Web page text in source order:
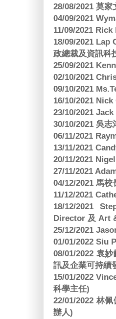
28/08/2021 莫
04/09/2021
11/09/2021
18/09/2021
政總裁及資訊科
25/09/2021
02/10/2021
09/10/2021
16/10/2021
23/10/2021
30/10/2021 吳
06/11/2021
13/11/2021
20/11/2021
27/11/2021
04/12/2021 馬
11/12/2021
18/12/2021
Director 及 Art
25/12/2021
01/01/2022 Siu
08/01/2022 袁
訊及企業可持續
15/01/2022
科學主任)
22/01/2022 林
辦人)